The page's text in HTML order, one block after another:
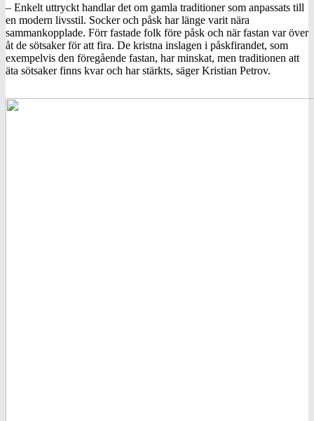
– Enkelt uttryckt handlar det om gamla traditioner som anpassats till
en modern livsstil. Socker och påsk har länge varit nära
sammankopplade. Förr fastade folk före påsk och när fastan var över
åt de sötsaker för att fira. De kristna inslagen i påskfirandet, som
exempelvis den föregående fastan, har minskat, men traditionen att
äta sötsaker finns kvar och har stärkts, säger Kristian Petrov.